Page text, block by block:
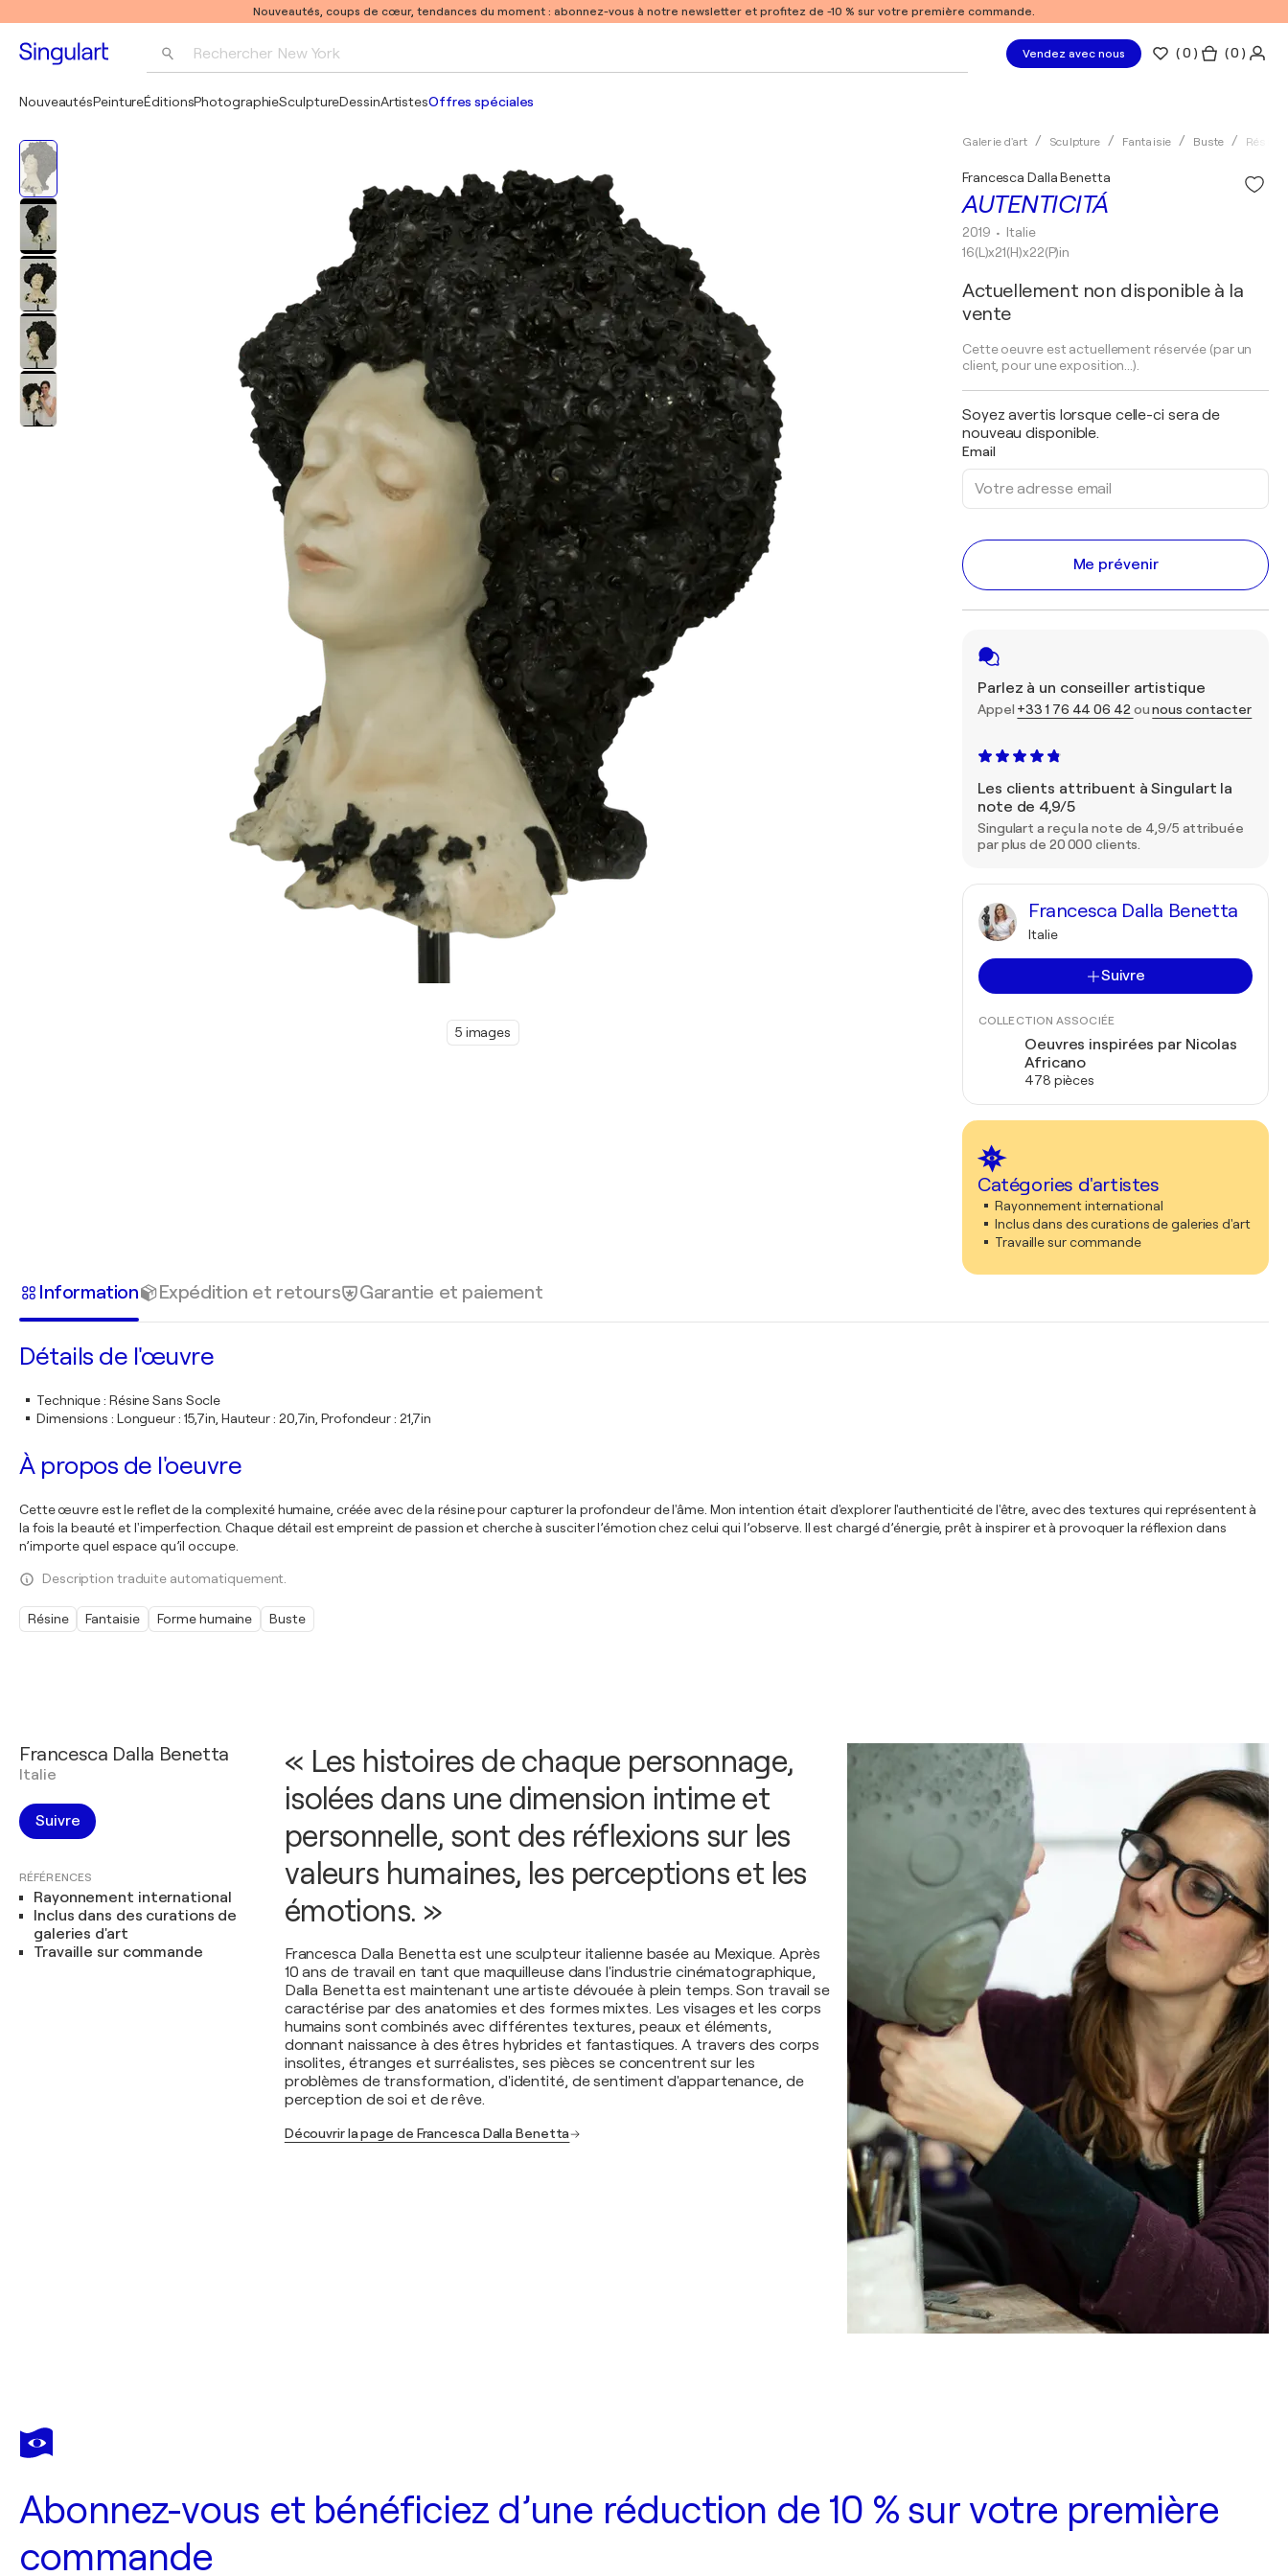
Nouveautés, coups de cœur, tendances du moment : abonnez-vous à notre newsletter et profitez de -10 % sur votre première commande.
Rechercher New York Vendez avec nous (0 ) ( 0 )
NouveautésPeintureÉditionsPhotographieSculptureDessinArtistesOffres spéciales
5 images
Galerie d'art Sculpture Fantaisie Buste Résine
AUTENTICITÁ
Francesca Dalla Benetta
2019 • Italie
16(L)x21(H)x22(P)in
Actuellement non disponible à la
vente
Cette oeuvre est actuellement réservée (par un
client, pour une exposition...).
Soyez avertis lorsque celle-ci sera de
nouveau disponible.
Email
Me prévenir
Parlez à un conseiller artistique
Appel +33 1 76 44 06 42 ounous contacter
Les clients attribuent à Singulart la
note de 4,9/5
Singulart a reçu la note de 4,9/5 attribuée
par plus de 20 000 clients.
Francesca Dalla Benetta
Italie
Suivre
COLLECTION ASSOCIÉE
Oeuvres inspirées par Nicolas
Africano
478 pièces
Catégories d'artistes
Rayonnement international
Inclus dans des curations de galeries d'art
Travaille sur commande
Information Expédition et retours Garantie et paiement
Détails de l'œuvre
Technique: Résine Sans Socle
Dimensions : Longueur : 15,7in, Hauteur : 20,7in, Profondeur : 21,7in
À propos de l'oeuvre
Cette œuvre est le reflet de la complexité humaine, créée avec de la résine pour capturer la profondeur de l'âme. Mon intention était d'explorer l'authenticité de l'être, avec des textures qui représentent à
la fois la beauté et l'imperfection. Chaque détail est empreint de passion et cherche à susciter l’émotion chez celui qui l’observe. Il est chargé d’énergie, prêt à inspirer et à provoquer la réflexion dans
n’importe quel espace qu’il occupe.
Description traduite automatiquement.
Résine Fantaisie Forme humaine Buste
Francesca Dalla Benetta
Italie
Suivre
RÉFÉRENCES
Rayonnement international
Inclus dans des curations de
galeries d'art
Travaille sur commande
« Les histoires de chaque personnage,
isolées dans une dimension intime et
personnelle, sont des réflexions sur les
valeurs humaines, les perceptions et les
émotions. »
Francesca Dalla Benetta est une sculpteur italienne basée au Mexique. Après
10 ans de travail en tant que maquilleuse dans l'industrie cinématographique,
Dalla Benetta est maintenant une artiste dévouée à plein temps. Son travail se
caractérise par des anatomies et des formes mixtes. Les visages et les corps
humains sont combinés avec différentes textures, peaux et éléments,
donnant naissance à des êtres hybrides et fantastiques. A travers des corps
insolites, étranges et surréalistes, ses pièces se concentrent sur les
problèmes de transformation, d'identité, de sentiment d'appartenance, de
perception de soi et de rêve.
Découvrir la page de Francesca Dalla Benetta
Abonnez-vous et bénéficiez d’une réduction de 10 % sur votre première
commande